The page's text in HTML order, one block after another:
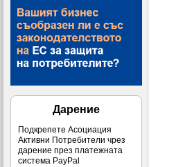
Дарение
Подкрепете Асоциация
Активни Потребители чрез
дарение през платежната
система PayPal